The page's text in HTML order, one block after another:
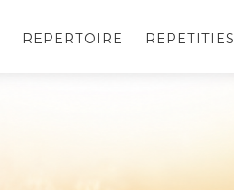
REPERTOIRE REPETITIES